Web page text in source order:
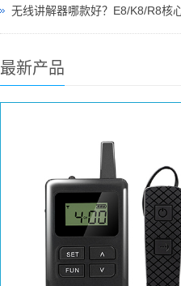
无线讲解器哪款好？E8/K8/R8核
最新产品